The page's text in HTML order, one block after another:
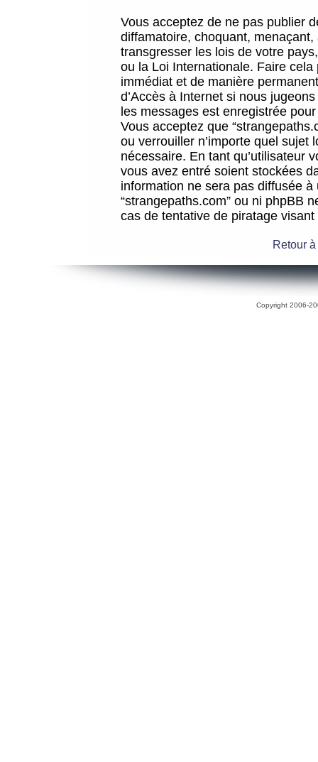
Vous acceptez de ne pas publier
diffamatoire, choquant,
transgresser les lois de votre
ou la Loi Internationale. Faire
immédiat et de manière
d’Accès à Internet si nous
les messages est enregistrée
Vous acceptez que
ou verrouiller n’importe quel sujet
nécessaire. En tant qu’utilisateur
vous avez entré soient stockées
information ne sera pas diffusée
“strangepaths.com” ou ni phpBB
cas de tentative de piratage
Retour
Copyright 2006-